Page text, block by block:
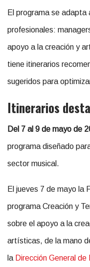
El programa se adapta
profesionales:
apoyo a la creación y
tiene itinerarios
sugeridos para
Itinerarios
Del 7 al 9 de mayo de
programa diseñado
sector musical.
El jueves 7 de mayo la
programa Creación y
sobre el apoyo a la
artísticas, de la mano
la Dirección General